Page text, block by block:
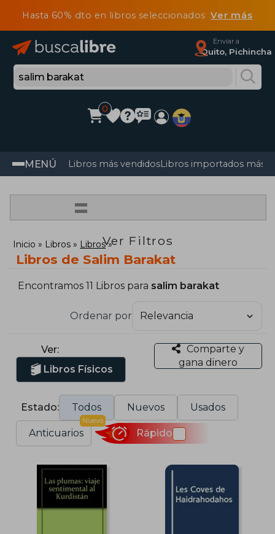
Hasta 60% dto en libros seleccionadosVer más
Enviar a
Quito, Pichincha
0
MENÚ Libros más vendidosLibros importados más
=
Ver Filtros
Inicio Libros Libros
Libros de Salim Barakat
Encontramos 11 Libros para salim barakat
Ordenar por
Ver:
Libros Físicos
Comparte y
gana dinero
Estado: Todos Nuevos Usados
Anticuarios
Nuevo
Rápido